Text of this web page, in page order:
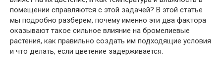
помещении справляются с этой задачей? В этой статье
мы подробно разберем, почему именно эти два фактора
оказывают такое сильное влияние на бромелиевые
растения, как правильно создать им подходящие условия
и что делать, если цветение задерживается.